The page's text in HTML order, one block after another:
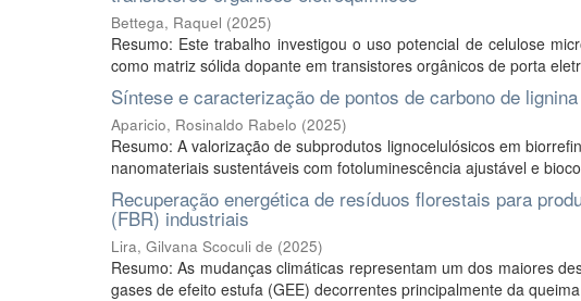
Bettega, Raquel (2025)
Resumo: Este trabalho investigou o uso potencial de celulose
como matriz sólida dopante em transistores orgânicos de porta
Síntese e caracterização de pontos de carbono de
Aparicio, Rosinaldo Rabelo (2025)
Resumo: A valorização de subprodutos lignocelulósicos em
nanomateriais sustentáveis com fotoluminescência ajustável e
Recuperação energética de resíduos florestais para
(FBR) industriais
Lira, Gilvana Scoculi de (2025)
Resumo: As mudanças climáticas representam um dos maiores
gases de efeito estufa (GEE) decorrentes principalmente da